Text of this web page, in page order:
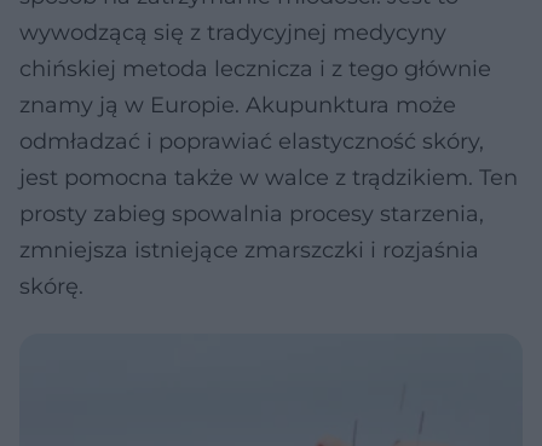
wywodzącą się z tradycyjnej medycyny
chińskiej metoda lecznicza i z tego głównie
znamy ją w Europie. Akupunktura może
odmładzać i poprawiać elastyczność skóry,
jest pomocna także w walce z trądzikiem. Ten
prosty zabieg spowalnia procesy starzenia,
zmniejsza istniejące zmarszczki i rozjaśnia
skórę.